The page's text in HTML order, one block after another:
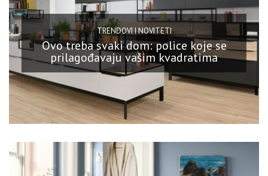
TRENDOVI I NOVITETI
Ovo treba svaki dom: police koje se
prilagođavaju vašim kvadratima